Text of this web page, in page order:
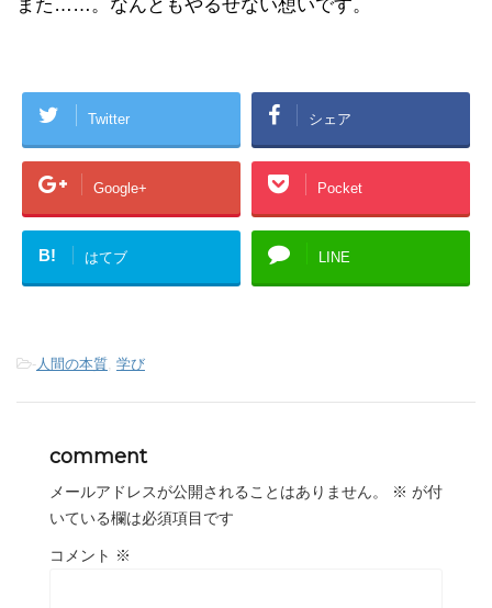
また……。なんともやるせない想いです。
Twitter シェア
Google+ Pocket
B! はてブ LINE
-人間の本質, 学び
comment
メールアドレスが公開されることはありません。 ※ が付
いている欄は必須項目です
コメント ※